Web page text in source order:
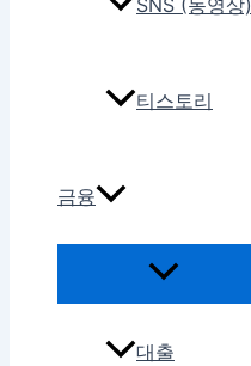
SNS (동영상)
티스토리
금융
대출